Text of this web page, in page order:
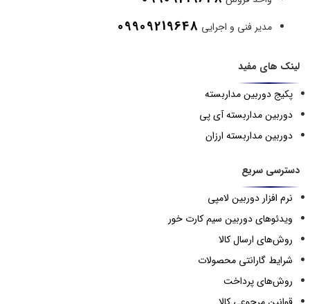
مدیر فنی و اجرایی 09909219648
لینک های مفید
پکیج دوربین مداربسته
دوربین مداربسته آی پی
دوربین مداربسته ارزان
دسترسی سریع
نرم افزار دوربین لامپی
ویدئوهای دوربین سیم کارت خور
روش‌های ارسال کالا
شرایط گارانتی محصولات
روش‌های پرداخت